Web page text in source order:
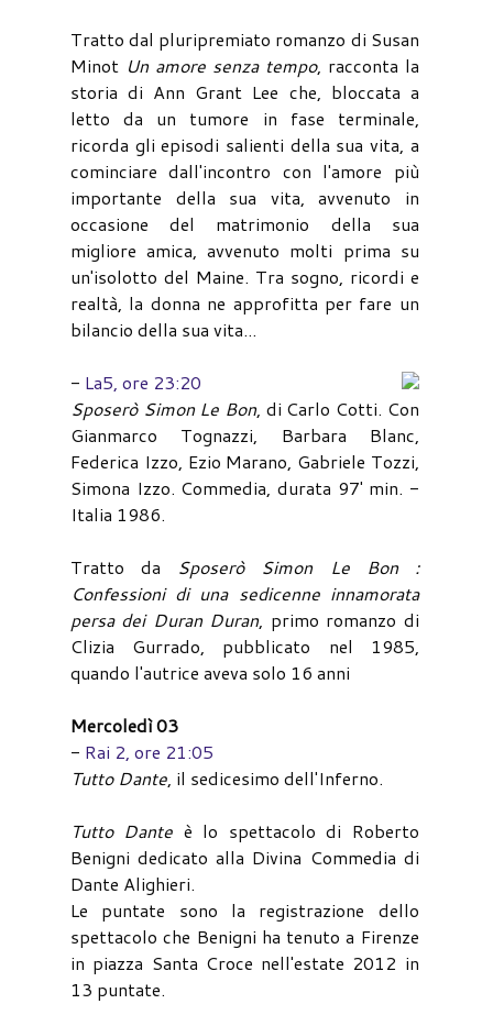
Tratto dal pluripremiato romanzo di Susan
Minot Un amore senza tempo, racconta la
storia di Ann Grant Lee che, bloccata a
letto da un tumore in fase terminale,
ricorda gli episodi salienti della sua vita, a
cominciare dall'incontro con l'amore più
importante della sua vita, avvenuto in
occasione del matrimonio della sua
migliore amica, avvenuto molti prima su
un'isolotto del Maine. Tra sogno, ricordi e
realtà, la donna ne approfitta per fare un
bilancio della sua vita...
- La5, ore 23:20
Sposerò Simon Le Bon, di Carlo Cotti. Con
Gianmarco Tognazzi, Barbara Blanc,
Federica Izzo, Ezio Marano, Gabriele Tozzi,
Simona Izzo. Commedia, durata 97' min. -
Italia 1986.
Tratto da Sposerò Simon Le Bon :
Confessioni di una sedicenne innamorata
persa dei Duran Duran, primo romanzo di
Clizia Gurrado, pubblicato nel 1985,
quando l'autrice aveva solo 16 anni
Mercoledì 03
- Rai 2, ore 21:05
Tutto Dante, il sedicesimo dell'Inferno.
Tutto Dante è lo spettacolo di Roberto
Benigni dedicato alla Divina Commedia di
Dante Alighieri.
Le puntate sono la registrazione dello
spettacolo che Benigni ha tenuto a Firenze
in piazza Santa Croce nell'estate 2012 in
13 puntate.